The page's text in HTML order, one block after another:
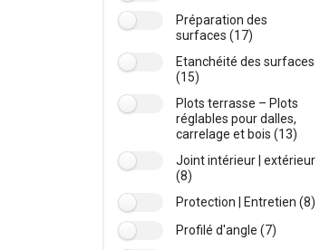
Préparation des
surfaces (17)
Etanchéité des surfaces
(15)
Plots terrasse – Plots
réglables pour dalles,
carrelage et bois (13)
Joint intérieur | extérieur
(8)
Protection | Entretien (8)
Profilé d'angle (7)